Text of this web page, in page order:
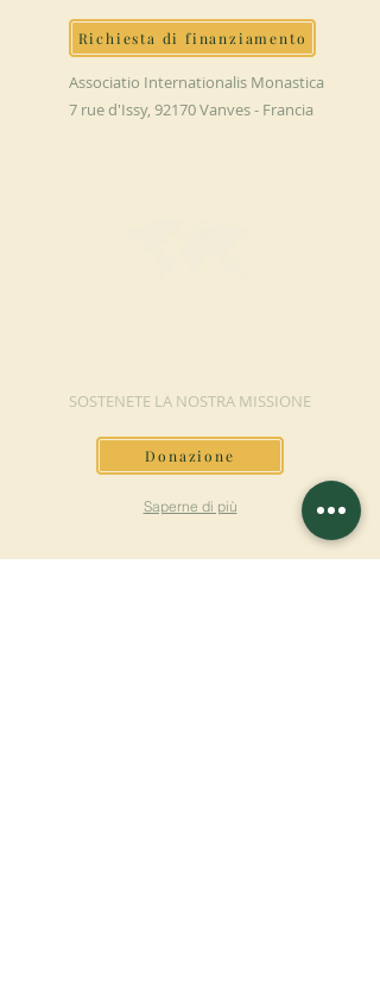
Richiesta di finanziamento
Associatio Internationalis Monastica
7 rue d'Issy, 92170 Vanves - Francia
SOSTENETE LA NOSTRA MISSIONE
Donazione
Saperne di più